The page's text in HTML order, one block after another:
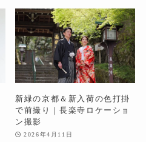
新緑の京都＆新入荷の色打掛
で前撮り｜長楽寺ロケーショ
ン撮影
2026年4月11日